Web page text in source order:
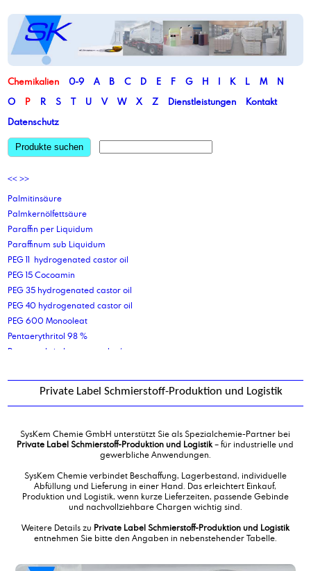
Chemikalien 0-9 A B C D E F G H I K L M
N
O
P R S T U V W X Z Dienstleistungen
Kontakt
Datenschutz
Produkte suchen
<< >>
Palmitinsäure
Palmkernölfettsäure
Paraffin per Liquidum
Paraffinum sub Liquidum
PEG 11 hydrogenated castor oil
PEG 15 Cocoamin
PEG 35 hydrogenated castor oil
PEG 40 hydrogenated castor oil
PEG 600 Monooleat
Pentaerythritol 98 %
Pentaerythritoltetracaprylat/caprat
Pentaerythritoltetrastearat
Pharmazeutisches Weißöl
Polyalkylenglykol ISO VG220
Polyalphaolefin Type 2 cSt
Polyalphaolefin Type 8 cSt
Polyaluminiumchlorid-Lösung 18%
Polyaluminiumchloridsulfat, Lösung
Polyethylenglykol 400
Polyethylenglykol 6000 Schuppen
Private Label Schmierstoff-Produktion und Logistik
SysKem Chemie GmbH unterstützt Sie als Spezialchemie-Partner bei
Private Label Schmierstoff-Produktion und Logistik– für industrielle und
gewerbliche Anwendungen.
SysKem Chemie verbindet Beschaffung, Lagerbestand, individuelle
Abfüllung und Lieferung in einer Hand. Das erleichtert Einkauf,
Produktion und Logistik, wenn kurze Lieferzeiten, passende Gebinde
und nachvollziehbare Chargen wichtig sind.
Weitere Details zu Private Label Schmierstoff-Produktion und Logistik
entnehmen Sie bitte den Angaben in nebenstehender Tabelle.